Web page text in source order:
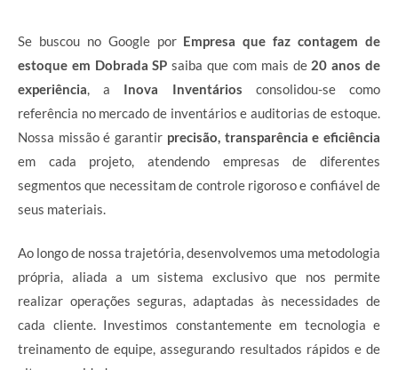
Se buscou no Google por Empresa que faz contagem de
estoque em Dobrada SP saiba que com mais de 20 anos de
experiência , a Inova Inventários consolidou-se como
referência no mercado de inventários e auditorias de estoque.
Nossa missão é garantir precisão, transparência e eficiência
em cada projeto, atendendo empresas de diferentes
segmentos que necessitam de controle rigoroso e confiável de
seus materiais.
Ao longo de nossa trajetória, desenvolvemos uma metodologia
própria, aliada a um sistema exclusivo que nos permite
realizar operações seguras, adaptadas às necessidades de
cada cliente. Investimos constantemente em tecnologia e
treinamento de equipe, assegurando resultados rápidos e de